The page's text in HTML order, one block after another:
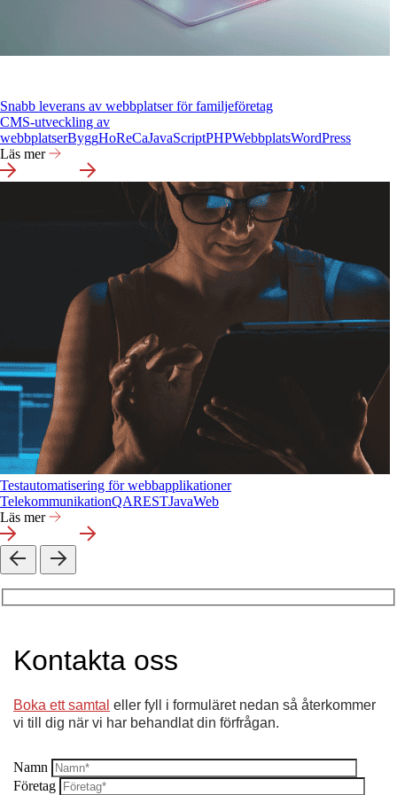
Snabb leverans av webbplatser för familjeföretag
CMS-utveckling av
webbplatserByggHoReCaJavaScriptPHPWebbplatsWordPress
Läs mer
Testautomatisering för webbapplikationer
TelekommunikationQARESTJavaWeb
Läs mer
Kontakta oss
Boka ett samtal eller fyll i formuläret nedan så återkommer
vi till dig när vi har behandlat din förfrågan.
Namn
Företag